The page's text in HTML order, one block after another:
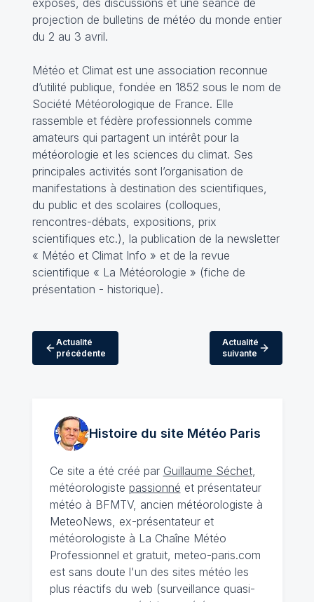
exposés, des discussions et une séance de
projection de bulletins de météo du monde entier
du 2 au 3 avril.
Météo et Climatest une association reconnue
d’utilité publique, fondée en 1852 sous le nom de
Société Météorologique de France. Elle
rassemble et fédère professionnels comme
amateurs qui partagent un intérêt pour la
météorologie et les sciences du climat. Ses
principales activités sont l’organisation de
manifestations à destination des scientifiques,
du public et des scolaires (colloques,
rencontres-débats, expositions, prix
scientifiques etc.), la publication de la newsletter
« Météo et Climat Info » et de la revue
scientifique « La Météorologie » (fiche de
présentation - historique).
Actualité
précédente
Actualité
suivante
Histoire du site MétéoParis
Ce site a été créé par Guillaume Séchet,
météorologiste passionné et présentateur
météo à BFMTV, ancien météorologiste à
MeteoNews, ex-présentateur et
météorologiste à La Chaîne Météo
Professionnel et gratuit, meteo-paris.com
est sans doute l'un des sites météo les
plus réactifs du web (surveillance quasi-